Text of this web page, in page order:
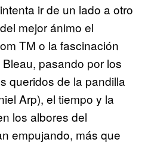
ir de un lado a otro
mejor ánimo el
TM o la fascinación
pasando por los
queridos de la pandilla
Arp), el tiempo y la
los albores del
empujando, más que